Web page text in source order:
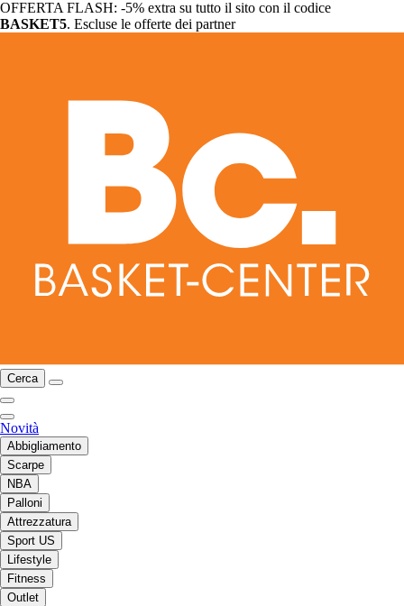
OFFERTA FLASH: -5% extra su tutto il sito con il codice
BASKET5. Escluse le offerte dei partner
Cerca
Novità
Abbigliamento
Scarpe
NBA
Palloni
Attrezzatura
Sport US
Lifestyle
Fitness
Outlet